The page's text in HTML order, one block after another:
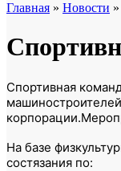
Главная » Новости »
Спортивная
На базе
состязания по: